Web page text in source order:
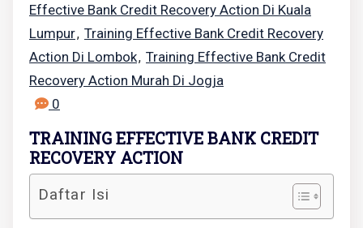
Effective Bank Credit Recovery Action Di Kuala
Lumpur, Training Effective Bank Credit Recovery
Action Di Lombok, Training Effective Bank Credit
Recovery Action Murah Di Jogja
0
TRAINING EFFECTIVE BANK CREDIT
RECOVERY ACTION
Daftar Isi